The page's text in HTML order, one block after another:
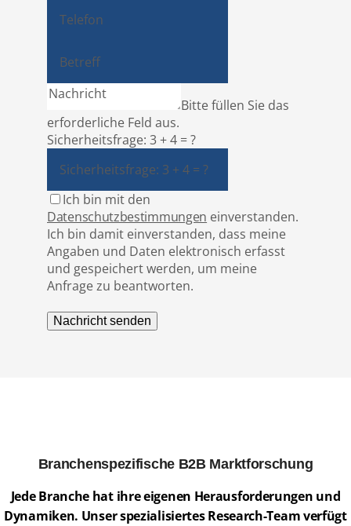
Bitte füllen Sie das
erforderliche Feld aus.
Sicherheitsfrage: 3 + 4 = ?
Ich bin mit den
Datenschutzbestimmungen einverstanden.
Ich bin damit einverstanden, dass meine
Angaben und Daten elektronisch erfasst
und gespeichert werden, um meine
Anfrage zu beantworten.
Nachricht senden
Branchenspezifische B2B Marktforschung
Jede Branche hat ihre eigenen Herausforderungen und
Dynamiken. Unser spezialisiertes Research-Team verfügt